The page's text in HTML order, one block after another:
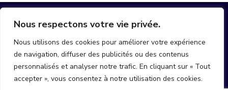
Nous respectons votre vie privée.
Nous utilisons des cookies pour améliorer votre expérience
de navigation, diffuser des publicités ou des contenus
personnalisés et analyser notre trafic. En cliquant sur « Tout
accepter », vous consentez à notre utilisation des cookies.